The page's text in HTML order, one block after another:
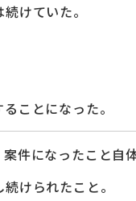
けていた。
ことになった。
件になったこと自
けられたこと。